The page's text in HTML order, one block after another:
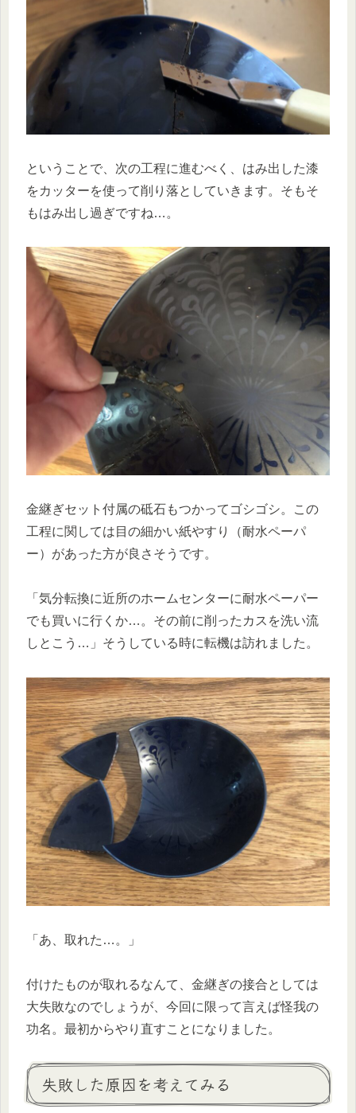
ということで、次の工程に進むべく、はみ出した漆
をカッターを使って削り落としていきます。そもそ
もはみ出し過ぎですね…。
金継ぎセット付属の砥石もつかってゴシゴシ。この
工程に関しては目の細かい紙やすり（耐水ペーパ
ー）があった方が良さそうです。
「気分転換に近所のホームセンターに耐水ペーパー
でも買いに行くか…。その前に削ったカスを洗い流
しとこう…」そうしている時に転機は訪れました。
「あ、取れた…。」
付けたものが取れるなんて、金継ぎの接合としては
大失敗なのでしょうが、今回に限って言えば怪我の
功名。最初からやり直すことになりました。
失敗した原因を考えてみる